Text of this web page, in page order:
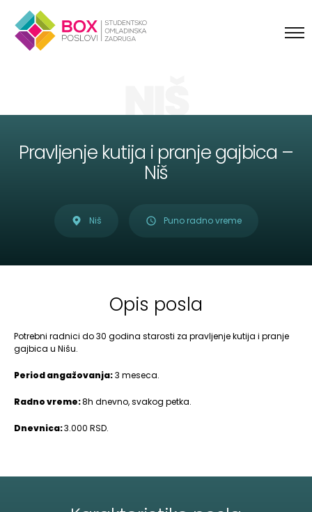
NIŠ
Pravljenje kutija i pranje gajbica –
Niš
Niš Puno radno vreme
Opis posla
Potrebni radnici do 30 godina starosti za pravljenje kutija i pranje
gajbica u Nišu.
Period angažovanja:3 meseca.
Radno vreme:8h dnevno, svakog petka.
Dnevnica:3.000 RSD.